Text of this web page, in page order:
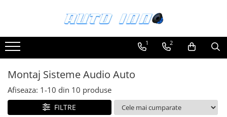
Montaj Sisteme Audio Auto
Covorase auto mocheta
Covorase cauciuc auto dedicate
Huse scaun auto dedicate
1 2
Montaj Sisteme Audio Auto
Afiseaza: 1-10 din 10 produse
FILTRE